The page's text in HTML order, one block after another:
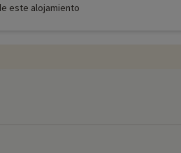
este alojamiento